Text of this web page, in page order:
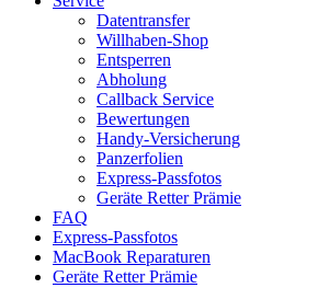
Datentransfer
Willhaben-Shop
Entsperren
Abholung
Callback Service
Bewertungen
Handy-Versicherung
Panzerfolien
Express-Passfotos
Geräte Retter Prämie
FAQ
Express-Passfotos
MacBook Reparaturen
Geräte Retter Prämie